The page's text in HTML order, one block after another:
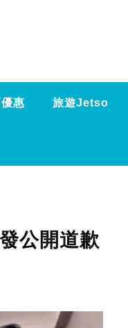
惠 旅遊Jetso
公開道歉